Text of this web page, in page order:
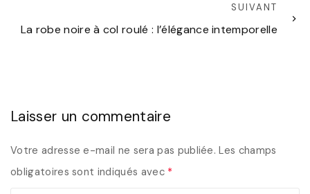
SUIVANT
La robe noire à col roulé : l’élégance intemporelle
Laisser un commentaire
Votre adresse e-mail ne sera pas publiée. Les champs
obligatoires sont indiqués avec *